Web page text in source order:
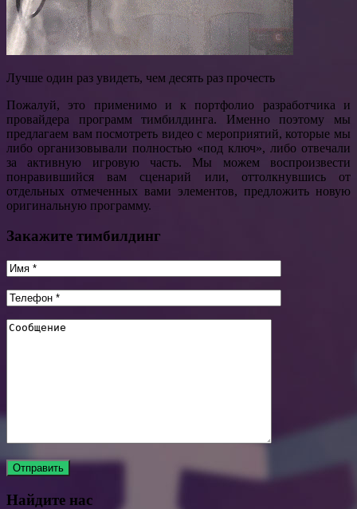
Лучше один раз увидеть, чем десять раз прочесть
Пожалуй, это применимо и к портфолио разработчика и
провайдера программ тимбилдинга. Именно поэтому мы
предлагаем вам посмотреть видео с мероприятий, которые мы
либо организовывали полностью «под ключ», либо отвечали
за активную игровую часть. Мы можем воспроизвести
понравившийся вам сценарий или, оттолкнувшись от
отдельных отмеченных вами элементов, предложить новую
оригинальную программу.
Закажите тимбилдинг
Найдите нас